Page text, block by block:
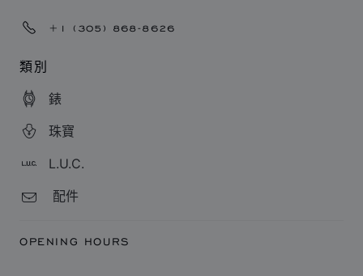
+1 (305) 868-8626
類別
錶
珠寶
L.U.C.
配件
OPENING HOURS